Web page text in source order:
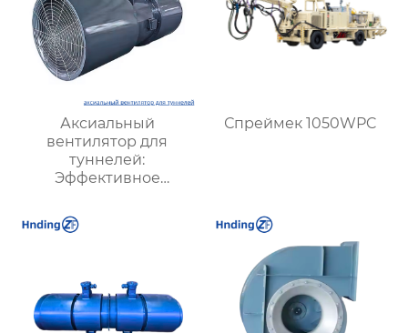
Аксиальный
вентилятор для
туннелей:
Эффективное
вентиляции
подземных объектов и
Спреймек 1050WPC